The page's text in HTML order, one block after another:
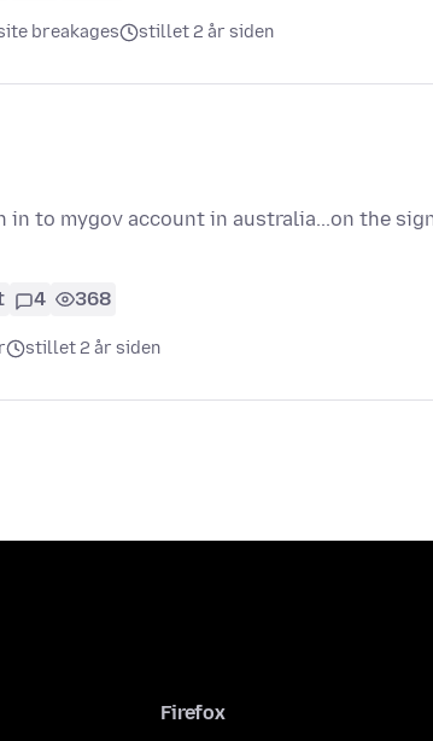
breakages stillet 2 år siden
in to mygov account in australia...on the
4 368
stillet 2 år siden
Firefox